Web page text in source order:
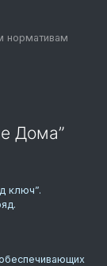
нормативам
Дома”
ключ”.